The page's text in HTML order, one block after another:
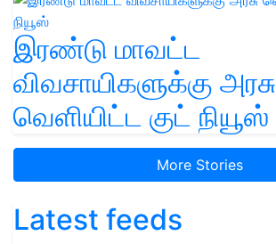
இரண்டு மாவட்ட
விவசாயிகளுக்கு அரசு
வெளியிட்ட குட் நியூஸ்
More Stories
Latest feeds